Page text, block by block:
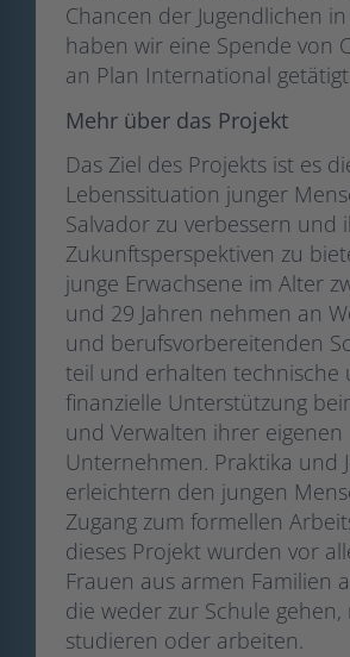
Chancen der Jugendlichen in
haben wir eine Spende von
an Plan International
Mehr über das Projekt
Das Ziel des Projekts ist es
Lebenssituation junger
Salvador zu verbessern und
Zukunftsperspektiven zu
junge Erwachsene im Alter
und 29 Jahren nehmen an
und berufsvorbereitenden
teil und erhalten technische
finanzielle Unterstützung
und Verwalten ihrer eigenen
Unternehmen. Praktika und
erleichtern den jungen
Zugang zum formellen
dieses Projekt wurden vor
Frauen aus armen Familien
die weder zur Schule gehen,
studieren oder arbeiten.